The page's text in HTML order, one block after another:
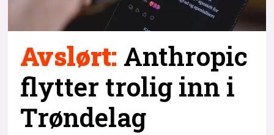
Avslørt: Anthropic
flytter trolig inn i
Trøndelag